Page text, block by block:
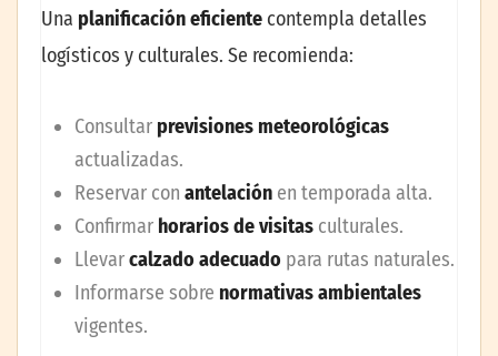
Una planificación eficiente contempla detalles
logísticos y culturales. Se recomienda:
Consultar previsiones meteorológicas
actualizadas.
Reservar con antelación en temporada alta.
Confirmar horarios de visitas culturales.
Llevarcalzado adecuado para rutas naturales.
Informarse sobre normativas ambientales
vigentes.